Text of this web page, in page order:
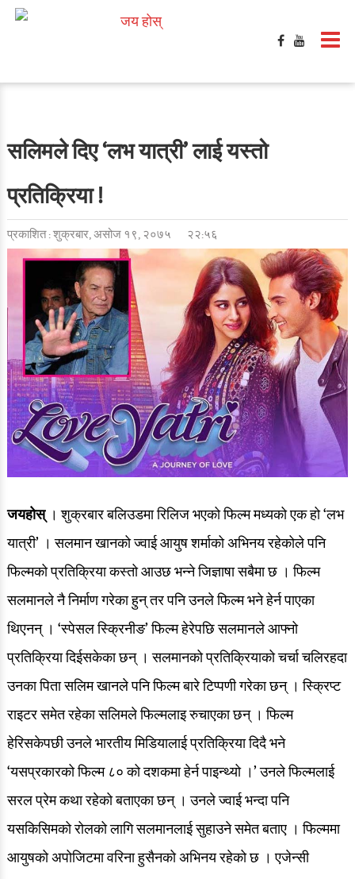
सलिमले दिए ‘लभ यात्री’ लाई यस्तो
प्रतिक्रिया !
प्रकाशित : शुक्रबार, असोज १९, २०७५ २२:५६
जयहोस्। शुक्रबार बलिउडमा रिलिज भएको फिल्म मध्यको एक हो ‘लभ
यात्री’ । सलमान खानको ज्वाई आयुष शर्माको अभिनय रहेकोले पनि
फिल्मको प्रतिक्रिया कस्तो आउछ भन्ने जिज्ञाषा सबैमा छ । फिल्म
सलमानले नै निर्माण गरेका हुन् तर पनि उनले फिल्म भने हेर्न पाएका
थिएनन् । ‘स्पेसल स्क्रिनीङ’ फिल्म हेरेपछि सलमानले आफ्नो
प्रतिक्रिया दिईसकेका छन् । सलमानको प्रतिक्रियाको चर्चा चलिरहदा
उनका पिता सलिम खानले पनि फिल्म बारे टिप्पणी गरेका छन् । स्क्रिप्ट
राइटर समेत रहेका सलिमले फिल्मलाइ रुचाएका छन् । फिल्म
हेरिसकेपछी उनले भारतीय मिडियालाई प्रतिक्रिया दिदै भने
‘यसप्रकारको फिल्म ८० को दशकमा हेर्न पाइन्थ्यो ।’ उनले फिल्मलाई
सरल प्रेम कथा रहेको बताएका छन् । उनले ज्वाई भन्दा पनि
यसकिसिमको रोलको लागि सलमानलाई सुहाउने समेत बताए । फिल्ममा
आयुषको अपोजिटमा वरिना हुसैनको अभिनय रहेको छ । एजेन्सी